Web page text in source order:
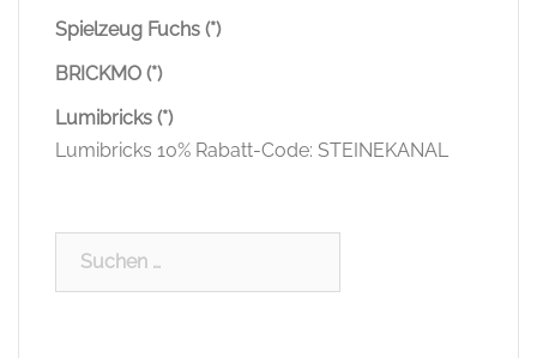
Spielzeug Fuchs (*)
BRICKMO (*)
Lumibricks (*)
Lumibricks 10% Rabatt-Code: STEINEKANAL